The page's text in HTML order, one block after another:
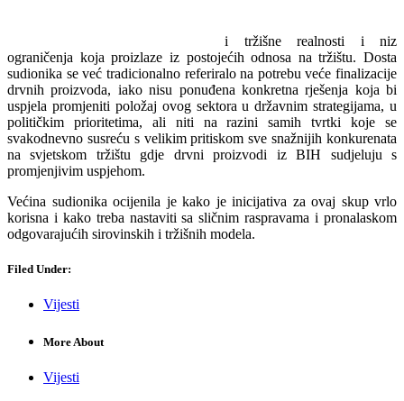
i tržišne realnosti i niz
ograničenja koja proizlaze iz postojećih odnosa na tržištu. Dosta
sudionika se već tradicionalno referiralo na potrebu veće finalizacije
drvnih proizvoda, iako nisu ponuđena konkretna rješenja koja bi
uspjela promjeniti položaj ovog sektora u državnim strategijama, u
političkim prioritetima, ali niti na razini samih tvrtki koje se
svakodnevno susreću s velikim pritiskom sve snažnijih konkurenata
na svjetskom tržištu gdje drvni proizvodi iz BIH sudjeluju s
promjenjivim uspjehom.
Većina sudionika ocijenila je kako je inicijativa za ovaj skup vrlo
korisna i kako treba nastaviti sa sličnim raspravama i pronalaskom
odgovarajućih sirovinskih i tržišnih modela.
Filed Under:
Vijesti
More About
Vijesti